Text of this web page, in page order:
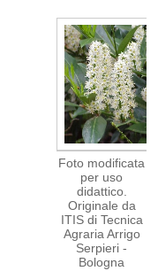
Foto modificata
per uso
didattico.
Originale da
ITIS di Tecnica
Agraria Arrigo
Serpieri -
Bologna